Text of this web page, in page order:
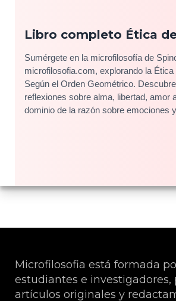
Libro completo Ética
Sumérgete en la microfilosofía de
microfilosofia.com, explorando la
Según el Orden Geométrico.
reflexiones sobre alma, libertad, amor
dominio de la razón sobre emociones
Microfilosofia está formada
estudiantes e investigadores,
artículos originales y